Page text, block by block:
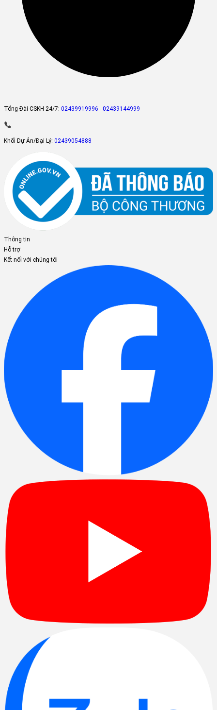
Tổng Đài CSKH 24/7: 02439919996 - 02439144999
Khối Dự Án/Đại Lý: 02439054888
Thông tin
Hỗ trợ
Kết nối với chúng tôi